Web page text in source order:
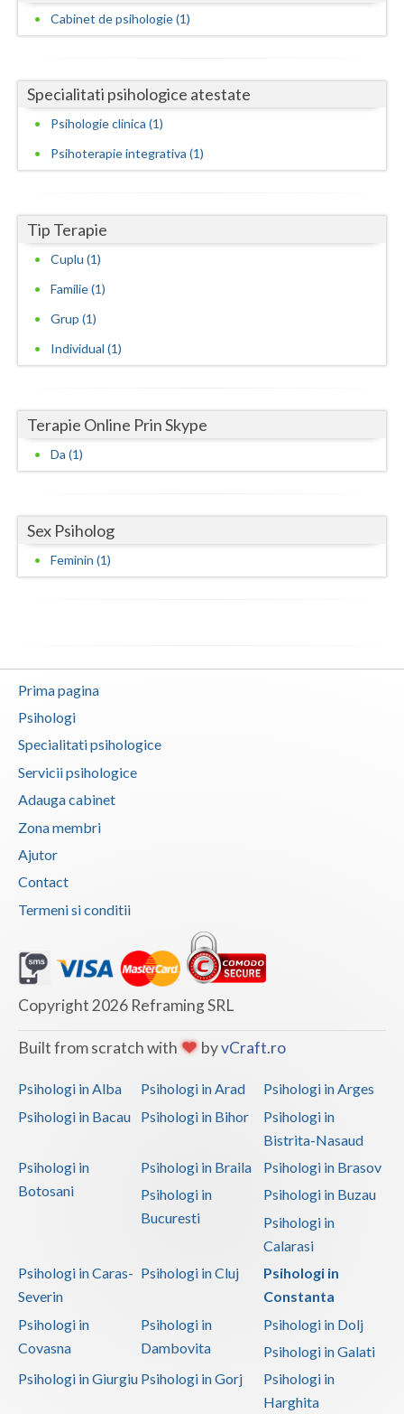
Ialomita
Ilfov
Maramures
Mehedinti
Neamt
Sibiu
Suceava
Timis
Tulcea
Vrancea
Cabinet de psihologie (1)
Specialitati psihologice atestate
Psihologie clinica (1)
Psihoterapie integrativa (1)
Tip Terapie
Cuplu (1)
Familie (1)
Grup (1)
Individual (1)
Terapie Online Prin Skype
Da (1)
Sex Psiholog
Feminin (1)
Prima pagina
Psihologi
Specialitati psihologice
Servicii psihologice
Adauga cabinet
Zona membri
Ajutor
Contact
Termeni si conditii
Copyright 2026 Reframing SRL
Built from scratch with byvCraft.ro
Psihologi in Alba Psihologi in Arad
Psihologi in Arges
Psihologi in Bacau
Psihologi in Bihor
Psihologi in
Bistrita-Nasaud
Psihologi in
Botosani
Psihologi in Braila
Psihologi in Brasov
Psihologi in
Bucuresti
Psihologi in Buzau
Psihologi in
Calarasi
Psihologi in Caras-
Severin
Psihologi in Cluj
Psihologi in
Constanta
Psihologi in
Covasna
Psihologi in
Dambovita
Psihologi in Dolj
Psihologi in Galati
Psihologi in Giurgiu Psihologi in Gorj
Psihologi in
Harghita